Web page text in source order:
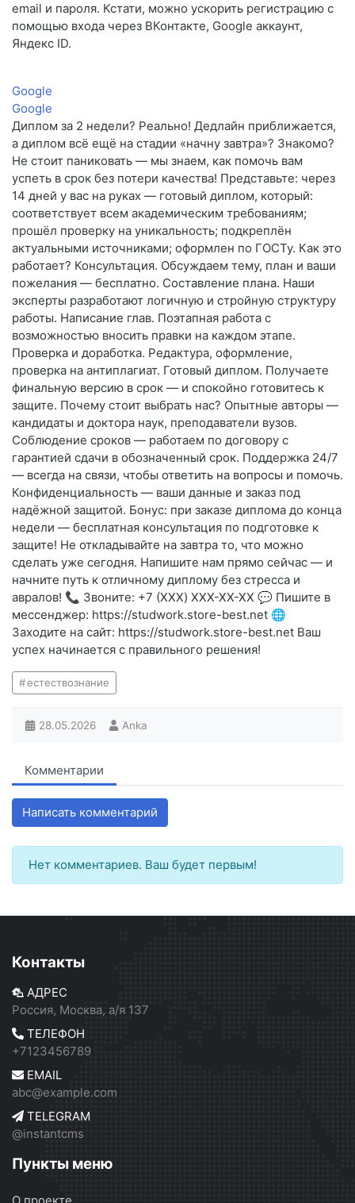
email и пароля. Кстати, можно ускорить регистрацию с
помощью входа через ВКонтакте, Google аккаунт,
Яндекс ID.
Google
Google
Диплом за 2 недели? Реально! Дедлайн приближается,
а диплом всё ещё на стадии «начну завтра»? Знакомо?
Не стоит паниковать — мы знаем, как помочь вам
успеть в срок без потери качества! Представьте: через
14 дней у вас на руках — готовый диплом, который:
соответствует всем академическим требованиям;
прошёл проверку на уникальность; подкреплён
актуальными источниками; оформлен по ГОСТу. Как это
работает? Консультация. Обсуждаем тему, план и ваши
пожелания — бесплатно. Составление плана. Наши
эксперты разработают логичную и стройную структуру
работы. Написание глав. Поэтапная работа с
возможностью вносить правки на каждом этапе.
Проверка и доработка. Редактура, оформление,
проверка на антиплагиат. Готовый диплом. Получаете
финальную версию в срок — и спокойно готовитесь к
защите. Почему стоит выбрать нас? Опытные авторы —
кандидаты и доктора наук, преподаватели вузов.
Соблюдение сроков — работаем по договору с
гарантией сдачи в обозначенный срок. Поддержка 24/7
— всегда на связи, чтобы ответить на вопросы и помочь.
Конфиденциальность — ваши данные и заказ под
надёжной защитой. Бонус: при заказе диплома до конца
недели — бесплатная консультация по подготовке к
защите! Не откладывайте на завтра то, что можно
сделать уже сегодня. Напишите нам прямо сейчас — и
начните путь к отличному диплому без стресса и
авралов! 📞 Звоните: +7 (XXX) XXX-XX-XX 💬 Пишите в
мессенджер: https://studwork.store-best.net 🌐
Заходите на сайт: https://studwork.store-best.net Ваш
успех начинается с правильного решения!
естествознание
28.05.2026 Anka
Комментарии
Написать комментарий
Нет комментариев. Ваш будет первым!
Контакты
АДРЕС
Россия, Москва, а/я 137
ТЕЛЕФОН
+7123456789
EMAIL
abc@example.com
TELEGRAM
@instantcms
Пункты меню